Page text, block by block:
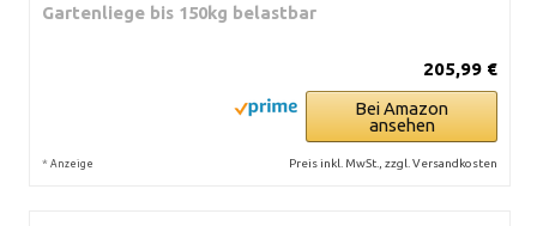
Gartenliege bis 150kg belastbar
205,99 €
Bei Amazon
ansehen
* Anzeige Preis inkl. MwSt., zzgl. Versandkosten